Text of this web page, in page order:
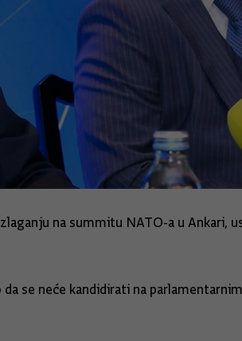
na summitu NATO-a u Ankari,
se neće kandidirati na